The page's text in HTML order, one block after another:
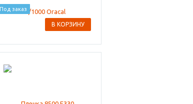
Под заказ
В КОРЗИНУ